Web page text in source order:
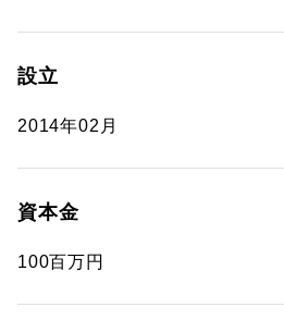
設立
2014年02月
資本金
100百万円